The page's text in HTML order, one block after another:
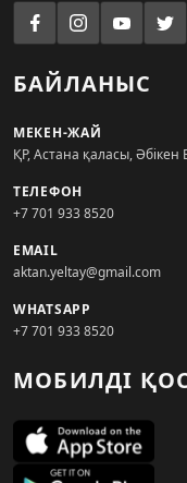
БАЙЛАНЫС
МЕКЕН-ЖАЙ
ҚР, Астана қаласы, Әбікен
ТЕЛЕФОН
+7 701 933 8520
EMAIL
aktan.yeltay@gmail.com
WHATSAPP
+7 701 933 8520
МОБИЛДІ